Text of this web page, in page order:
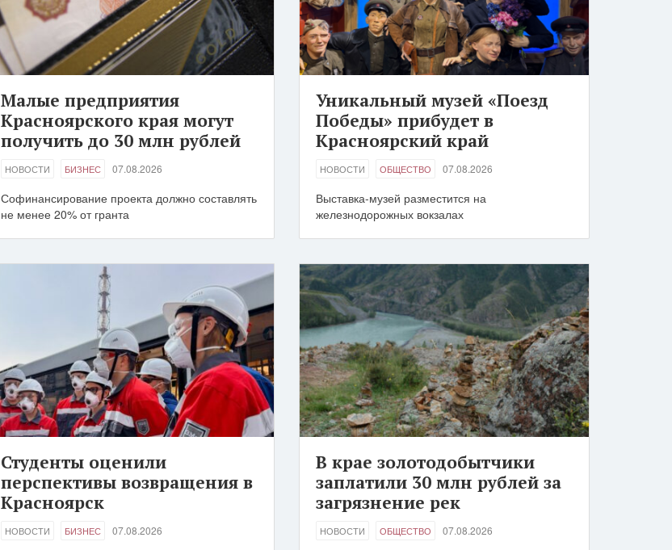
Малые предприятия
Красноярского края могут
получить до 30 млн рублей
НОВОСТИ БИЗНЕС 07.08.2026
Софинансирование проекта должно составлять
не менее 20% от гранта
Уникальный музей «Поезд
Победы» прибудет в
Красноярский край
НОВОСТИ ОБЩЕСТВО 07.08.2026
Выставка-музей разместится на
железнодорожных вокзалах
Студенты оценили
перспективы возвращения в
Красноярск
НОВОСТИ БИЗНЕС 07.08.2026
В крае золотодобытчики
заплатили 30 млн рублей за
загрязнение рек
НОВОСТИ ОБЩЕСТВО 07.08.2026